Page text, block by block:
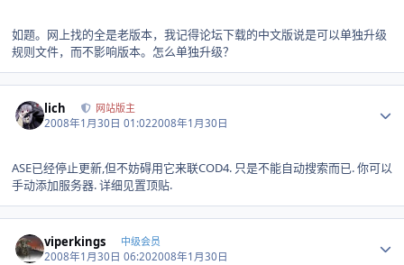
如题。网上找的全是老版本，我记得论坛下载的中文版说是可以单独升级
规则文件，而不影响版本。怎么单独升级？
lich 网站版主
2008年1月30日 01:022008年1月30日
ASE已经停止更新,但不妨碍用它来联COD4. 只是不能自动搜索而已. 你可以
手动添加服务器. 详细见置顶贴.
viperkings 中级会员
2008年1月30日 06:202008年1月30日